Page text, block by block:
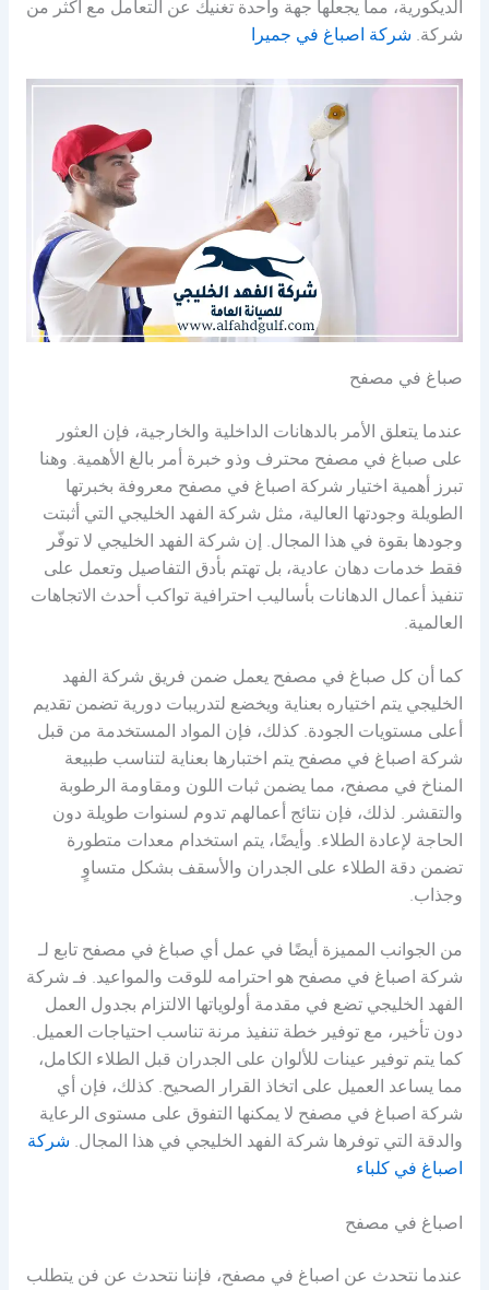
الديكورية، مما يجعلها جهة واحدة تغنيك عن التعامل مع أكثر من
شركة. شركة اصباغ في جميرا
صباغ في مصفح
عندما يتعلق الأمر بالدهانات الداخلية والخارجية، فإن العثور
على صباغ في مصفح محترف وذو خبرة أمر بالغ الأهمية. وهنا
تبرز أهمية اختيار شركة اصباغ في مصفح معروفة بخبرتها
الطويلة وجودتها العالية، مثل شركة الفهد الخليجي التي أثبتت
وجودها بقوة في هذا المجال. إن شركة الفهد الخليجي لا توفّر
فقط خدمات دهان عادية، بل تهتم بأدق التفاصيل وتعمل على
تنفيذ أعمال الدهانات بأساليب احترافية تواكب أحدث الاتجاهات
العالمية.
كما أن كل صباغ في مصفح يعمل ضمن فريق شركة الفهد
الخليجي يتم اختياره بعناية ويخضع لتدريبات دورية تضمن تقديم
أعلى مستويات الجودة. كذلك، فإن المواد المستخدمة من قبل
شركة اصباغ في مصفح يتم اختبارها بعناية لتناسب طبيعة
المناخ في مصفح، مما يضمن ثبات اللون ومقاومة الرطوبة
والتقشر. لذلك، فإن نتائج أعمالهم تدوم لسنوات طويلة دون
الحاجة لإعادة الطلاء. وأيضًا، يتم استخدام معدات متطورة
تضمن دقة الطلاء على الجدران والأسقف بشكل متساوٍ
وجذاب.
من الجوانب المميزة أيضًا في عمل أي صباغ في مصفح تابع لـ
شركة اصباغ في مصفح هو احترامه للوقت والمواعيد. فـ شركة
الفهد الخليجي تضع في مقدمة أولوياتها الالتزام بجدول العمل
دون تأخير، مع توفير خطة تنفيذ مرنة تناسب احتياجات العميل.
كما يتم توفير عينات للألوان على الجدران قبل الطلاء الكامل،
مما يساعد العميل على اتخاذ القرار الصحيح. كذلك، فإن أي
شركة اصباغ في مصفح لا يمكنها التفوق على مستوى الرعاية
والدقة التي توفرها شركة الفهد الخليجي في هذا المجال. شركة
اصباغ في كلباء
اصباغ في مصفح
عندما نتحدث عن اصباغ في مصفح، فإننا نتحدث عن فن يتطلب